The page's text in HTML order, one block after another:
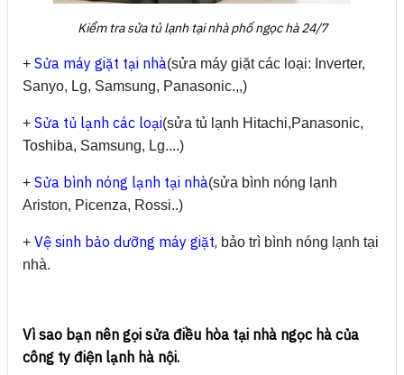
Kiểm tra sửa tủ lạnh tại nhà phố ngọc hà 24/7
+ Sửa máy giặt tại nhà(sửa máy giặt các loại: Inverter,
Sanyo, Lg, Samsung, Panasonic.,,)
+ Sửa tủ lạnh các loại(sửa tủ lạnh Hitachi,Panasonic,
Toshiba, Samsung, Lg....)
+ Sửa bình nóng lạnh tại nhà(sửa bình nóng lạnh
Ariston, Picenza, Rossi..)
+ Vệ sinh bảo dưỡng máy giặt, bảo trì bình nóng lạnh tại
nhà.
Vì sao bạn nên gọi sửa điều hòa tại nhà ngọc hà của
công ty điện lạnh hà nội.